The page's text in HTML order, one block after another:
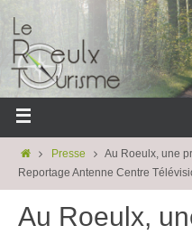
Presse
Au Roeulx, une
Reportage Antenne Centre
Au Roeulx,